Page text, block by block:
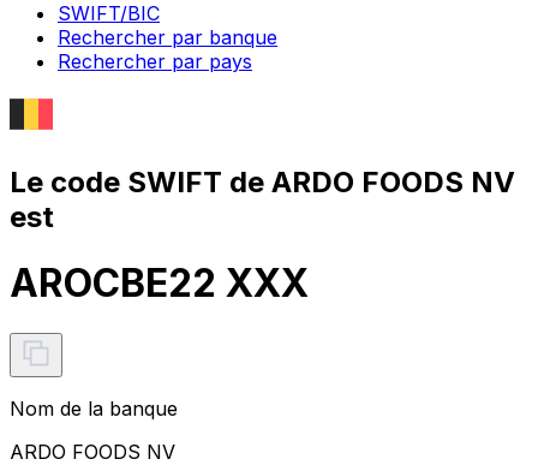
SWIFT/BIC
Rechercher par banque
Rechercher par pays
Le code SWIFT de ARDO FOODS NV
est
AROCBE22 XXX
Nom de la banque
ARDO FOODS NV